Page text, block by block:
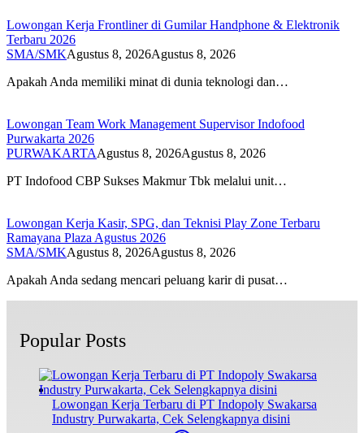
Lowongan Kerja Frontliner di Gumilar Handphone & Elektronik
Terbaru 2026
SMA/SMKAgustus 8, 2026Agustus 8, 2026
Apakah Anda memiliki minat di dunia teknologi dan…
Lowongan Team Work Management Supervisor Indofood
Purwakarta 2026
PURWAKARTAAgustus 8, 2026Agustus 8, 2026
PT Indofood CBP Sukses Makmur Tbk melalui unit…
Lowongan Kerja Kasir, SPG, dan Teknisi Play Zone Terbaru
Ramayana Plaza Agustus 2026
SMA/SMKAgustus 8, 2026Agustus 8, 2026
Apakah Anda sedang mencari peluang karir di pusat…
Popular Posts
Lowongan Kerja Terbaru di PT Indopoly Swakarsa
Industry Purwakarta, Cek Selengkapnya disini